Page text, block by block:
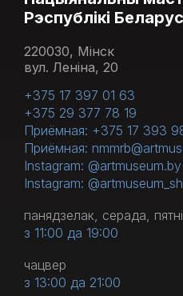
Рэспублікі
220030, Мінск
вул. Леніна, 20
+375 17 397 01 63
+375 29 377 78 19
Приёмная: +375 17 393
Приёмная:
Instagram: @artmuseum.by
Instagram:
панядзелак, серада,
з 11:00 да 19:00
чацвер
з 13:00 да 21:00